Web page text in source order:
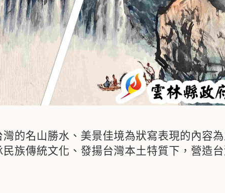
的名山勝水、美景佳境為狀寫表現的內容
族傳統文化、發揚台灣本土特質下，營造